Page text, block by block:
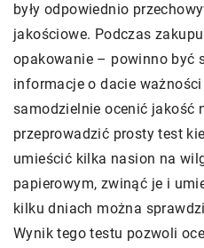
były odpowiednio
jakościowe. Podczas
opakowanie – powinno być
informacje o dacie
samodzielnie ocenić jakość
przeprowadzić prosty test
umieścić kilka nasion na
papierowym, zwinąć je i
kilku dniach można
Wynik tego testu pozwoli